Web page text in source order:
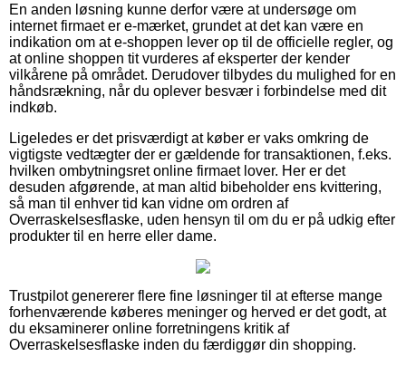
En anden løsning kunne derfor være at undersøge om
internet firmaet er e-mærket, grundet at det kan være en
indikation om at e-shoppen lever op til de officielle regler, og
at online shoppen tit vurderes af eksperter der kender
vilkårene på området. Derudover tilbydes du mulighed for en
håndsrækning, når du oplever besvær i forbindelse med dit
indkøb.
Ligeledes er det prisværdigt at køber er vaks omkring de
vigtigste vedtægter der er gældende for transaktionen, f.eks.
hvilken ombytningsret online firmaet lover. Her er det
desuden afgørende, at man altid bibeholder ens kvittering,
så man til enhver tid kan vidne om ordren af
Overraskelsesflaske, uden hensyn til om du er på udkig efter
produkter til en herre eller dame.
Trustpilot genererer flere fine løsninger til at efterse mange
forhenværende køberes meninger og herved er det godt, at
du eksaminerer online forretningens kritik af
Overraskelsesflaske inden du færdiggør din shopping.